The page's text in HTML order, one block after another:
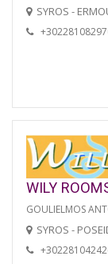
SYROS -
WILY
GOULIELMOS
SYROS -